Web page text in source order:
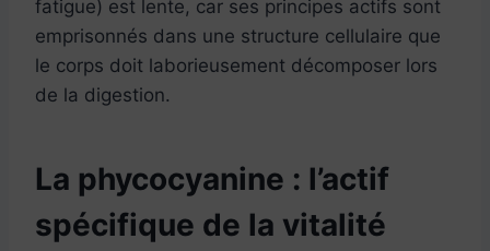
fatigue) est lente, car ses principes actifs sont
emprisonnés dans une structure cellulaire que
le corps doit laborieusement décomposer lors
de la digestion.
La phycocyanine : l’actif
spécifique de la vitalité